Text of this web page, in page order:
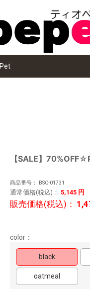
Pet
【SALE】
商品番号： BSC-01731
通常価格(税込)： 5,145 円
販売価格(税込)：
color：
black
oatmeal